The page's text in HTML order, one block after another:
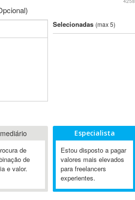
Selecionadas (max 5)
de
de
e valor.
Especialista
Estou disposto a pagar
valores mais elevados
para freelancers
experientes.